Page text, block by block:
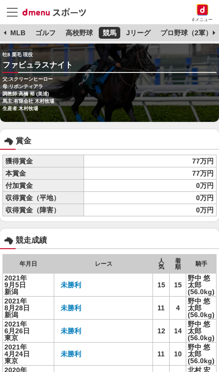
dメニュー
MLB ゴルフ 高校野球 競馬 Jリーグ プロ野球（2軍）
牡8 栗毛 現役
ファビュラスナイト
父:スクリーンヒーロー
母:リボンティアラ
調教師:高橋 裕 (美浦)
馬主:有限会社 木村牧場
生産者:木村牧場
賞金
獲得賞金
77万円
本賞金
77万円
付加賞金
0万円
収得賞金（平地）
0万円
収得賞金（障害）
0万円
競走成績
年月日 レース
人
気
着
順
騎手
2021年
9月5日
新潟
未勝利 15 15
野中 悠
太郎
(56.0kg)
2021年
8月28日
新潟
未勝利 11 4
野中 悠
太郎
(56.0kg)
2021年
6月26日
東京
未勝利 12 14
野中 悠
太郎
(56.0kg)
2021年
4月24日
東京
未勝利 11 10
野中 悠
太郎
(56.0kg)
2020年
北村 宏